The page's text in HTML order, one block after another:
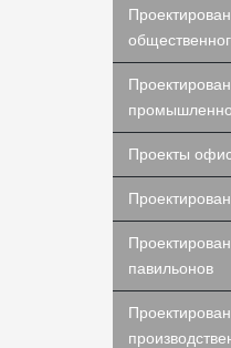
Проекты
павильонов